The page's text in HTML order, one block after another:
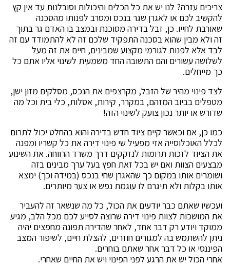
צריכים עזרה? לנו יש את כל הכלים והיכולות וסובלנות עד אין קץ
להקשיב לכם או לאגרן שגר בנכס ומסרב לפנותו מהסכנה
שאורבת לחייו. כן, זבל בדירה מסוכנת ובמצב בו האדם גר בתוך
זה ולא מבין שהוא בסכנה התפקיד שלכם זה לא להתמודד עם זה
לבד אלא לפנות לגורמי מקצוע שמבינים, חיים את זה מעל
לשלושה עשורים והם התשובה החד משמעית לשינוי אליו אתם כל
כך מייחלים.
לצד פינוי מהיר של הזבל, מקרצפים את הנכס, מסלקים מזון ישן,
מטפלים בביוב המזהם, במקרר, קירות, אסלות, כלי בית וכל מה
שדורש או יותר נכון צועק לשינוי הזה!
כמו כן, אם וכאשר קיים ציוד חדש בדירה והוא בהחלט יכול לתרום
לכלל האוכלוסייה אזי מפעיל שי פינוי דירה את כל קשריו ומפנה
את הציוד לזכות תרומות לנזקקים דרך משרד הרווחה. את השינוע
מבצעים הצוות ואם יש בכל זאת חפץ בעל ערך מבינים בזה
ושומרים אותו במקום כך שהאגרן שחי בנכס (במידה וכך) ימצא
אותו בקלות ולא תיגרם לו עוגמת נפש או צער מיותרים.
ועכשיו שאתם כבר יודעים את הכול, כל מה שנשאר זה להעביר
את המושכות לצוות פינוי דירה שרוצה לסייע לכם מכל הלב, מגיע
ממוקד ויודע רק דבר אחד, לאחר שהדירה תפונה מחפצים יהיה
ניתן להשתמש בה למגורים חוזרים, להצלת חיים, לשיפור המצב
הפיננסי או כל דבר אחר שאתם בוחרים.
אחרי הכול יש את הרגע לפני הפינוי ויש את החיים שאחרי.